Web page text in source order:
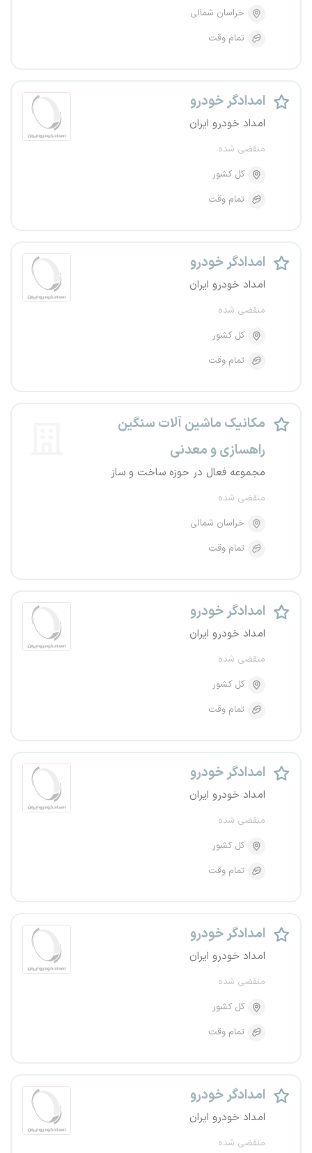
خراسان شمالی
تمام وقت
امدادگر خودرو
امداد خودرو ایران
منقضی شده
کل کشور
تمام وقت
امدادگر خودرو
امداد خودرو ایران
منقضی شده
کل کشور
تمام وقت
مکانیک ماشین آلات سنگین
راهسازی و معدنی
مجموعه فعال در حوزه ساخت و ساز
منقضی شده
خراسان شمالی
تمام وقت
امدادگر خودرو
امداد خودرو ایران
منقضی شده
کل کشور
تمام وقت
امدادگر خودرو
امداد خودرو ایران
منقضی شده
کل کشور
تمام وقت
امدادگر خودرو
امداد خودرو ایران
منقضی شده
کل کشور
تمام وقت
امدادگر خودرو
امداد خودرو ایران
منقضی شده